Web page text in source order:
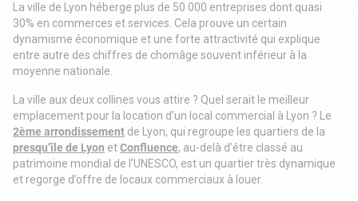
La ville de Lyon héberge plus de 50 000 entreprises dont quasi
30% en commerces et services. Cela prouve un certain
dynamisme économique et une forte attractivité qui explique
entre autre des chiffres de chomâge souvent inférieur à la
moyenne nationale.
La ville aux deux collines vous attire ? Quel serait le meilleur
emplacement pour la location d’un local commercial à Lyon ? Le
2ème arrondissement de Lyon, qui regroupe les quartiers de la
presqu’île de Lyon etConfluence, au-delà d’être classé au
patrimoine mondial de l’UNESCO, est un quartier très dynamique
et regorge d’offre de locaux commerciaux à louer.